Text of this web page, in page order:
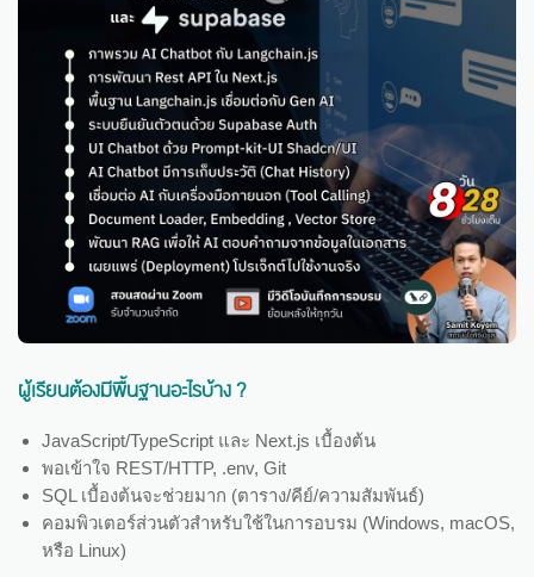
ผู้เรียนต้องมีพื้นฐานอะไรบ้าง ?
JavaScript/TypeScript และ Next.js เบื้องต้น
พอเข้าใจ REST/HTTP, .env, Git
SQL เบื้องต้นจะช่วยมาก (ตาราง/คีย์/ความสัมพันธ์)
คอมพิวเตอร์ส่วนตัวสำหรับใช้ในการอบรม (Windows, macOS,
หรือ Linux)